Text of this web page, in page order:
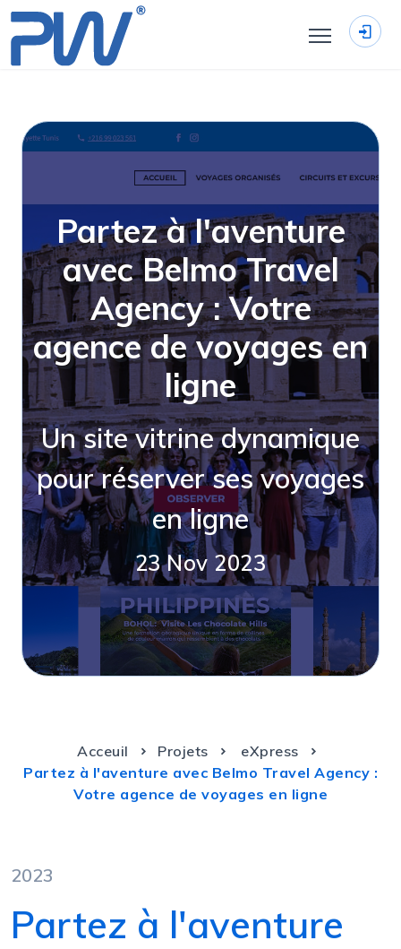
Partez à l'aventure
avec Belmo Travel
Agency : Votre
agence de voyages en
ligne
Un site vitrine dynamique
pour réserver ses voyages
en ligne
23 Nov 2023
Acceuil Projets
eXpress
Partez à l'aventure avec Belmo Travel Agency :
Votre agence de voyages en ligne
2023
Partez à l'aventure